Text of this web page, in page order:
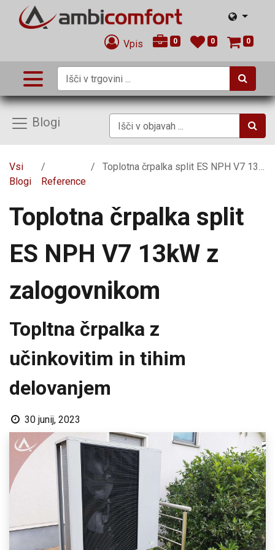
Vpis 0 0 0
Blogi
Vsi
Blogi
Reference
Toplotna črpalka split ES NPH V7 13kW z zalogovnikom
Toplotna črpalka split
ES NPH V7 13kW z
zalogovnikom
Topltna črpalka z
učinkovitim in tihim
delovanjem
30 junij, 2023